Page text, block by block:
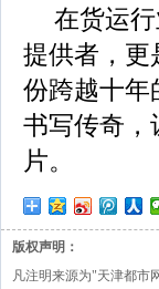
在货运
提供者，更
份跨越十年
书写传奇，
片。
版权声明：
凡注明来源为"天津都市